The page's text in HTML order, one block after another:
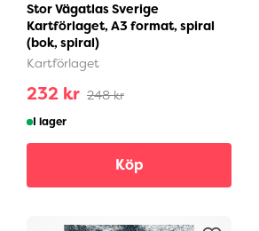
Stor Vägatlas Sverige
Kartförlaget, A3 format, spiral
(bok, spiral)
Kartförlaget
232 kr 248 kr
I lager
Köp